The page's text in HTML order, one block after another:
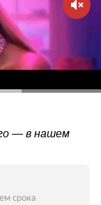
— в нашем
срока